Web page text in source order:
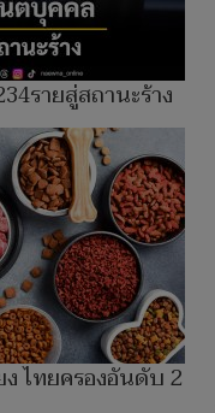
รายสู่สถานะร้าง
ไทยครองอันดับ 2